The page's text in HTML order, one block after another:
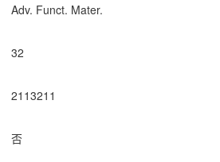
Adv. Funct. Mater.
32
2113211
否